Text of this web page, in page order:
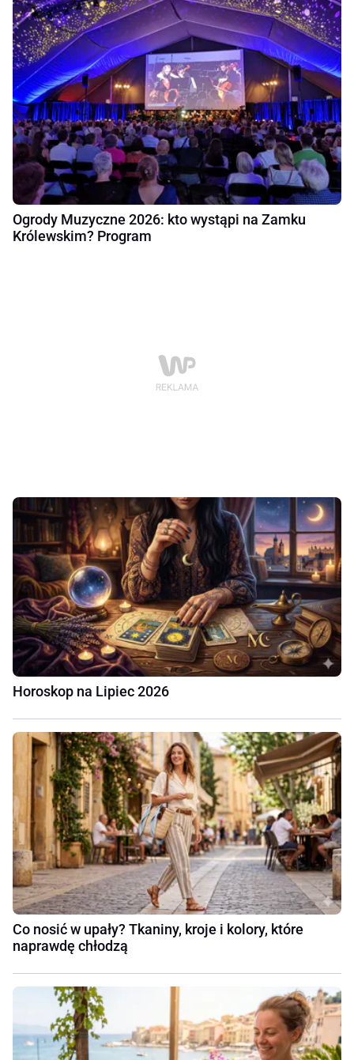
Ogrody Muzyczne 2026: kto wystąpi na Zamku
Królewskim? Program
Horoskop na Lipiec 2026
Co nosić w upały? Tkaniny, kroje i kolory, które
naprawdę chłodzą